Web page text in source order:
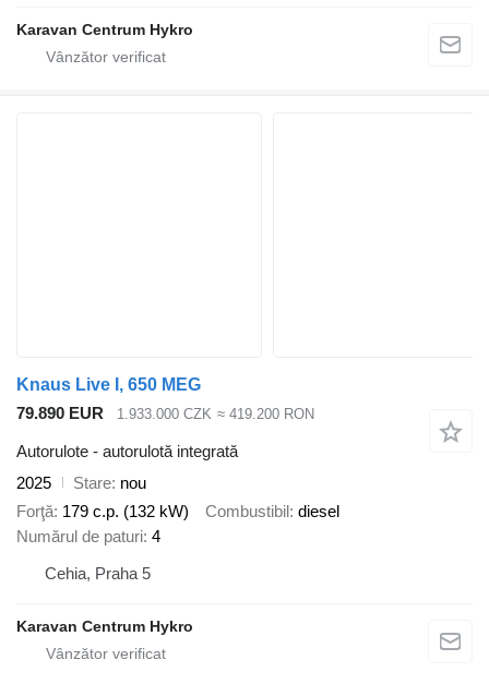
Karavan Centrum Hykro
Knaus Live I, 650 MEG
79.890 EUR
1.933.000 CZK ≈ 419.200 RON
Autorulote - autorulotă integrată
2025
Stare nou
Forţă 179 c.p. (132 kW) Combustibil diesel
Numărul de paturi 4
Cehia, Praha 5
Karavan Centrum Hykro